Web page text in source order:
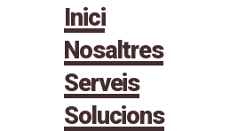
Inici
Nosaltres
Serveis
Solucions